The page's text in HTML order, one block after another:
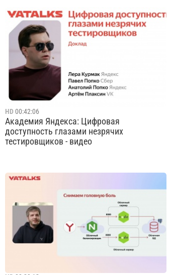
Мир меняется, стандарты интернета тоже.
На цифровые экосистемы влияют не только
корпорации, но и государства, законы и
технологические революции. В будущее
возьмут не всех. Рассмотрим эту тему с
позиции человека, которому только
предстоит в...
Cмотреть видео
HD 00:42:06
Академия Яндекса: Цифровая
доступность глазами незрячих
тестировщиков - видео
Вместе с коллегами из разных компаний
обсудим вопросы цифровой доступности
через призму тестировщиков
пользовательского опыта незрячих людей.
Обсудим вместе: корректно ли выражение
«мир глазами незрячих»; нужно ли
адаптировать основную верс...
Cмотреть видео